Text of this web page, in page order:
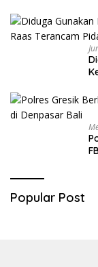
Popular Post